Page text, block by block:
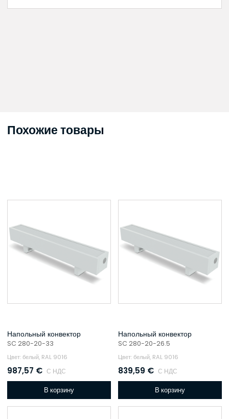
Похожие товары
Напольный конвектор
SC 280-20-33
Цвет: белый, RAL 9016
987,57 € С НДС
В корзину
Напольный конвектор
SC 280-20-26.5
Цвет: белый, RAL 9016
839,59 € С НДС
В корзину